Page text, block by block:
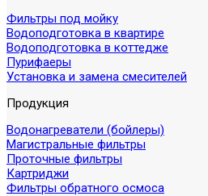
Фильтры под мойку
Водоподготовка в квартире
Водоподготовка в коттедже
Пурифаеры
Установка и замена смесителей
Продукция
Водонагреватели (бойлеры)
Магистральные фильтры
Проточные фильтры
Картриджи
Фильтры обратного осмоса